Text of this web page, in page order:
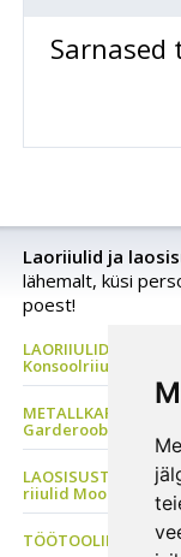
Sarnased
Laoriiulid ja
lähemalt, küsi
poest!
LAORIIULID
Konsoolriiul,
METALLKAPP
Garderoobikapp,
LAOSISUSTUS,
riiulid Moodulriiulid
TÖÖTOOLID